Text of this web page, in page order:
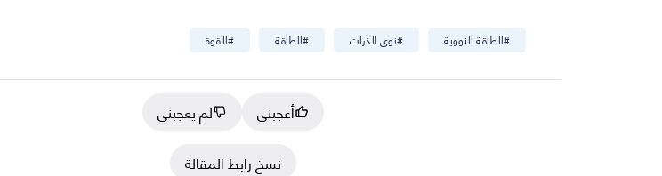
#القوة #الطاقة #نوى الذرات #الطاقة النووية
أعجبني
لم يعجبني
نسخ رابط المقالة